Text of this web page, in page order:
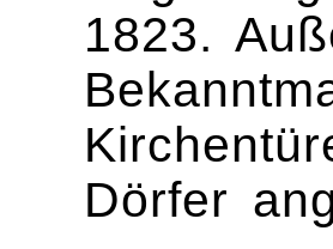
1823.
Dörfer